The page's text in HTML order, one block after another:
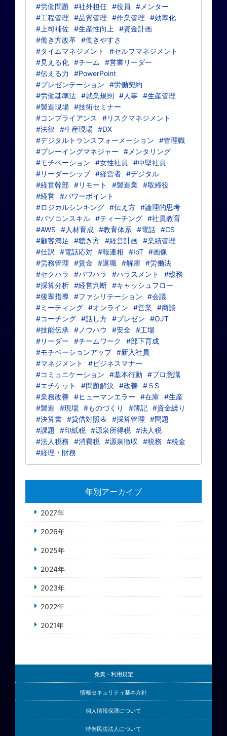
#労働問題
#社外担任 #役員
#メンター
#工程管理
#品質管理 #作業管理
#効率化
#上司補佐 #生産性向上
#資金計画
#働き方改革 #働きやすさ
#タイムマネジメント
#セルフマネジメント
#見える化 #チーム
#営業リーダー
#伝える力
#PowerPoint
#プレゼンテーション
#労働契約
#労働基準法 #就業規則 #人事 #生産管理
#製造現場 #技術セミナー
#コンプライアンス
#リスクマネジメント
#法律 #生産現場 #DX
#デジタルトランスフォーメーション
#管理職
#プレーイングマネジャー
#メンタリング
#モチベーション
#女性社員
#中堅社員
#リーダーシップ #経営者 #デジタル
#経営幹部 #リモート #製造業 #取締役
#経営 #パワーポイント
#ロジカルシンキング #伝え方 #論理的思考
#パソコンスキル #ティーチング #社員教育
#AWS
#人材育成 #教育体系 #電話 #CS
#顧客満足
#聴き方 #経営計画 #業績管理
#仕訳
#電話応対 #報連相 #IoT #画像
#労務管理
#賃金 #退職 #解雇
#労働法
#セクハラ
#パワハラ #ハラスメント
#総務
#採算分析 #経営判断 #キャッシュフロー
#後輩指導 #ファシリテーション
#会議
#ミーティング #オンライン #営業 #商談
#コーチング #話し方 #プレゼン
#OJT
#技能伝承
#ノウハウ #安全 #工場
#リーダー
#チームワーク
#部下育成
#モチベーションアップ #新入社員
#マネジメント
#ビジネスマナー
#コミュニケーション
#基本行動
#プロ意識
#エチケット
#問題解決 #改善 #５S
#業務改善 #ヒューマンエラー #在庫 #生産
#製造
#現場 #ものづくり #簿記 #資金繰り
#決算書 #貸借対照表 #採算管理
#問題
#課題
#印紙税 #源泉所得税 #法人税
#法人税務
#消費税 #源泉徴収 #税務
#税金
#経理・財務
年別アーカイブ
2027年
2026年
2025年
2024年
2023年
2022年
2021年
免責・利用規定
情報セキュリティ基本方針
個人情報保護について
特例民法法人について